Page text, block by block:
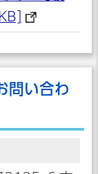
問い合わ